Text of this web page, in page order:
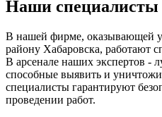
Наши специалисты
В нашей фирме, оказывающей
району Хабаровска, работают
В арсенале наших экспертов -
способные выявить и
специалисты гарантируют
проведении работ.